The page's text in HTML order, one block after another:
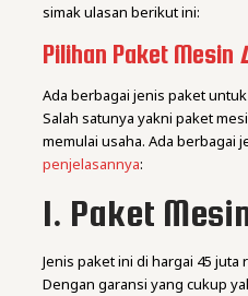
simak ulasan berikut ini:
Pilihan Paket Mesin
Ada berbagai jenis paket
Salah satunya yakni paket
memulai usaha. Ada berbagai
penjelasannya:
1. Paket
Jenis paket ini di hargai 45
Dengan garansi yang cukup